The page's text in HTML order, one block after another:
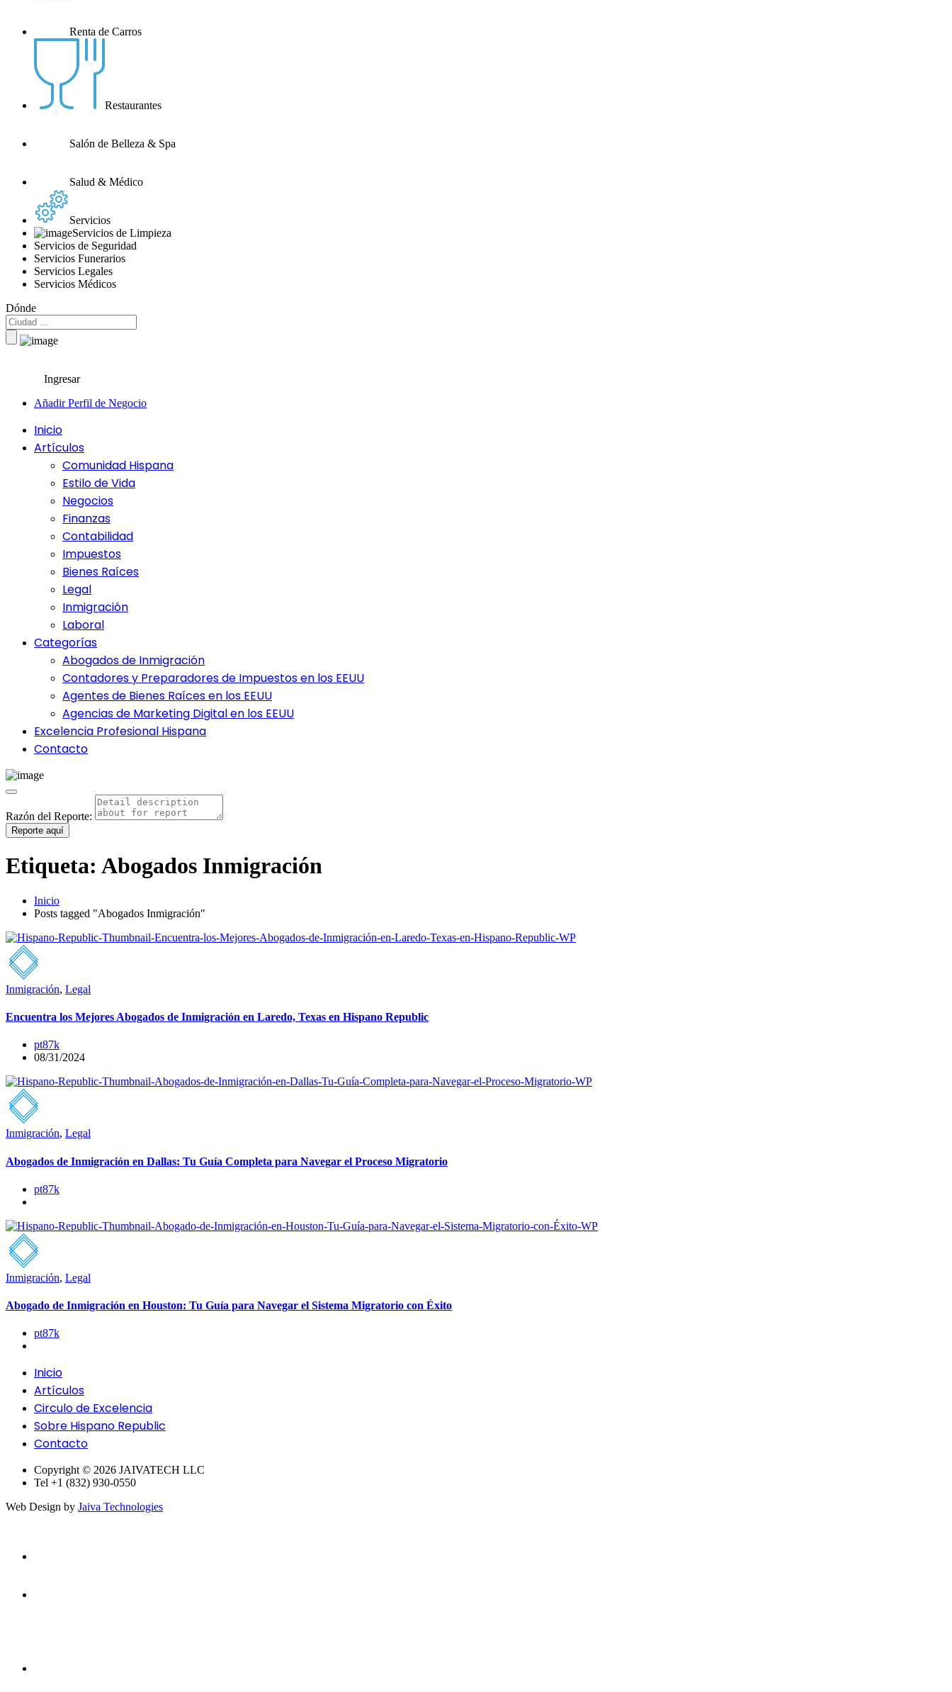
Renta de Carros
Restaurantes
Salón de Belleza & Spa
Salud & Médico
Servicios
Servicios de Limpieza
Servicios de Seguridad
Servicios Funerarios
Servicios Legales
Servicios Médicos
Dónde
Ingresar
Añadir Perfil de Negocio
Inicio
Artículos
Comunidad Hispana
Estilo de Vida
Negocios
Finanzas
Contabilidad
Impuestos
Bienes Raíces
Legal
Inmigración
Laboral
Categorías
Abogados de Inmigración
Contadores y Preparadores de Impuestos en los EEUU
Agentes de Bienes Raíces en los EEUU
Agencias de Marketing Digital en los EEUU
Excelencia Profesional Hispana
Contacto
Razón del Reporte:
Reporte aquí
Etiqueta: Abogados Inmigración
Inicio
Posts tagged "Abogados Inmigración"
Inmigración, Legal
Encuentra los Mejores Abogados de Inmigración en Laredo, Texas en Hispano Republic
pt87k
08/31/2024
Inmigración, Legal
Abogados de Inmigración en Dallas: Tu Guía Completa para Navegar el Proceso Migratorio
pt87k
Inmigración, Legal
Abogado de Inmigración en Houston: Tu Guía para Navegar el Sistema Migratorio con Éxito
pt87k
Inicio
Artículos
Circulo de Excelencia
Sobre Hispano Republic
Contacto
Copyright © 2026 JAIVATECH LLC
Tel +1 (832) 930-0550
Web Design by Jaiva Technologies